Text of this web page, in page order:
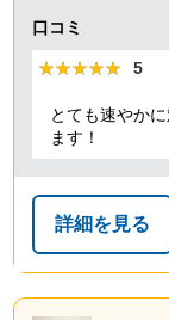
口コミ
★★★★★
★★★★★ 5
とても速やか
ます！
詳細を見る